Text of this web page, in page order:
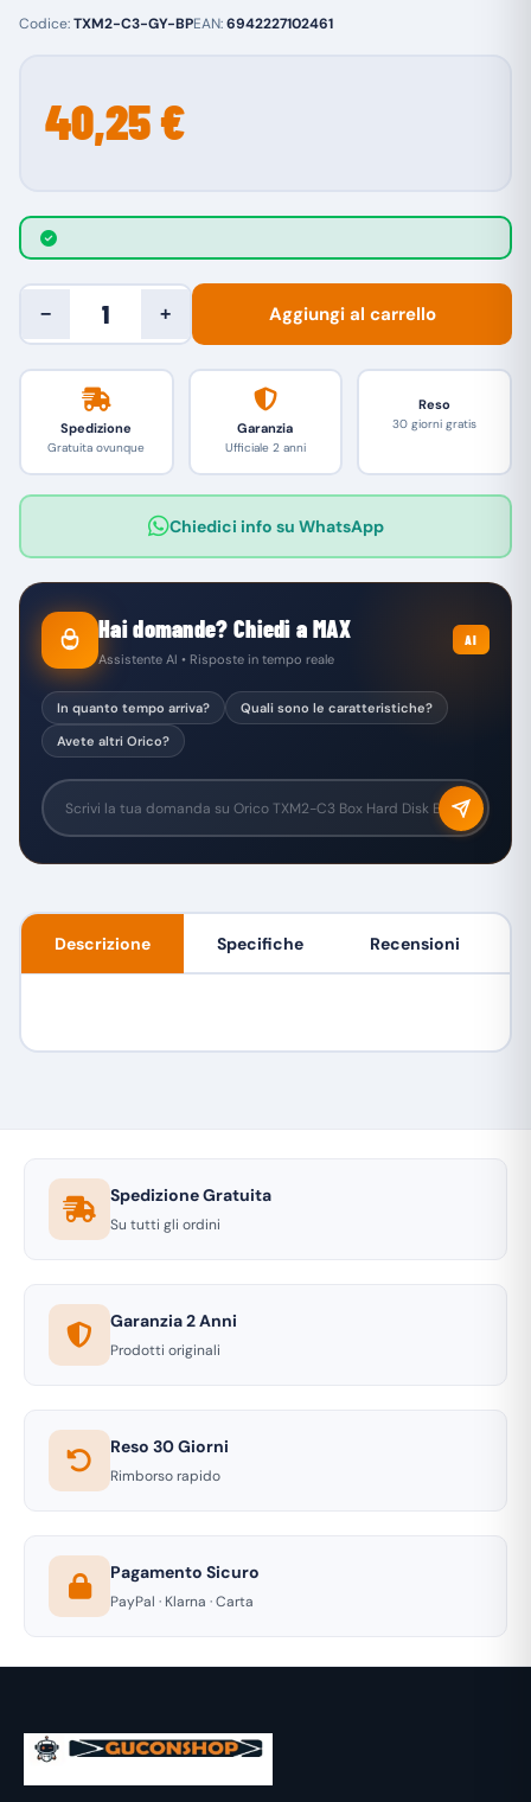
Codice:TXM2-C3-GY-BPEAN:6942227102461
40,25 €
− + Aggiungi al carrello
Spedizione
Gratuita ovunque
Garanzia
Ufficiale 2 anni
Reso
30 giorni gratis
Chiedici info su WhatsApp
Hai domande? Chiedi a MAX
Assistente AI • Risposte in tempo reale
AI
In quanto tempo arriva?
Quali sono le caratteristiche?
Avete altri Orico?
Descrizione Specifiche Recensioni
Spedizione Gratuita
Su tutti gli ordini
Garanzia 2 Anni
Prodotti originali
Reso 30 Giorni
Rimborso rapido
Pagamento Sicuro
PayPal · Klarna · Carta